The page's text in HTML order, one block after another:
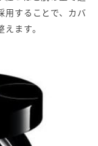
用することで、カバ
ます。